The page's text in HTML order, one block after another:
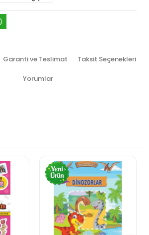
Garanti ve Teslimat Taksit Seçenekleri
Yorumlar